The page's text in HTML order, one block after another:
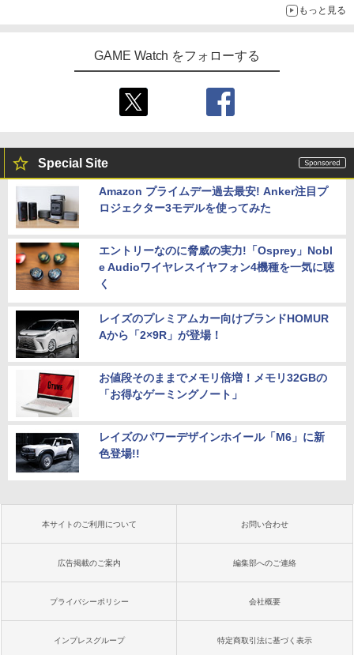
もっと見る
GAME Watch をフォローする
Special Site
Amazon プライムデー過去最安! Anker注目プ
ロジェクター3モデルを使ってみた
エントリーなのに脅威の実力!「Osprey」Nobl
e Audioワイヤレスイヤフォン4機種を一気に聴
く
レイズのプレミアムカー向けブランドHOMUR
Aから「2×9R」が登場！
お値段そのままでメモリ倍増！メモリ32GBの
「お得なゲーミングノート」
レイズのパワーデザインホイール「M6」に新
色登場!!
本サイトのご利用について お問い合わせ
広告掲載のご案内 編集部へのご連絡
プライバシーポリシー 会社概要
インプレスグループ 特定商取引法に基づく表示